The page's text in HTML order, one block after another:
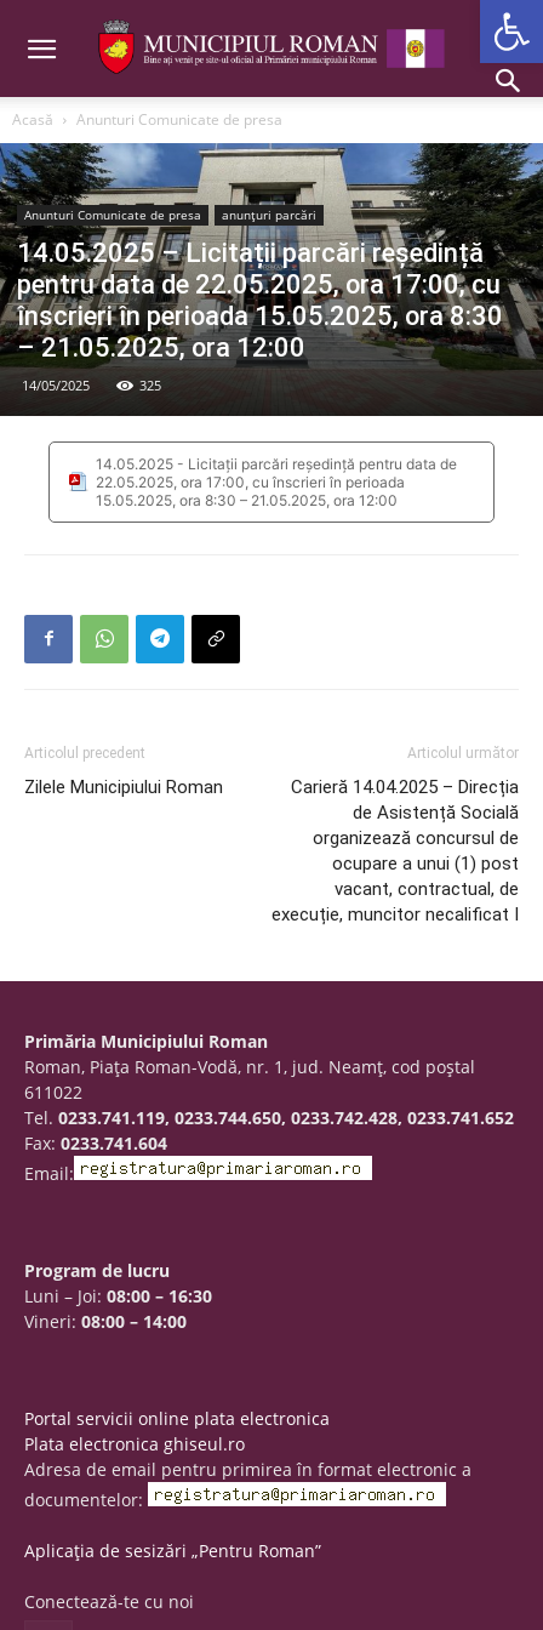
Acasă Anunturi Comunicate de presa
Anunturi Comunicate de presa anunțuri parcări
14.05.2025 – Licitații parcări reședință
pentru data de 22.05.2025, ora 17:00, cu
înscrieri în perioada 15.05.2025, ora 8:30
– 21.05.2025, ora 12:00
14/05/2025 325
14.05.2025 - Licitații parcări reședință pentru data de
22.05.2025, ora 17:00, cu înscrieri în perioada
15.05.2025, ora 8:30 – 21.05.2025, ora 12:00
Articolul precedent
Zilele Municipiului Roman
Articolul următor
Carieră 14.04.2025 – Direcția
de Asistență Socială
organizează concursul de
ocupare a unui (1) post
vacant, contractual, de
execuție, muncitor necalificat I
Primăria Municipiului Roman
Roman, Piaţa Roman-Vodă, nr. 1, jud. Neamţ, cod poştal
611022
Tel. 0233.741.119, 0233.744.650, 0233.742.428, 0233.741.652
Fax: 0233.741.604
Email:
Program de lucru
Luni – Joi: 08:00 – 16:30
Vineri: 08:00 – 14:00
Portal servicii online plata electronica
Plata electronica ghiseul.ro
Adresa de email pentru primirea în format electronic a
documentelor:
Aplicația de sesizări „Pentru Roman”
Conectează-te cu noi